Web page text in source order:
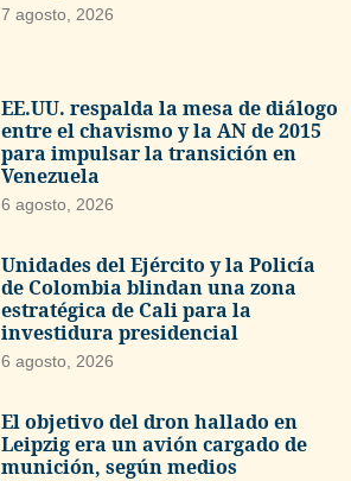
7 agosto, 2026
EE.UU. respalda la mesa de diálogo
entre el chavismo y la AN de 2015
para impulsar la transición en
Venezuela
6 agosto, 2026
Unidades del Ejército y la Policía
de Colombia blindan una zona
estratégica de Cali para la
investidura presidencial
6 agosto, 2026
El objetivo del dron hallado en
Leipzig era un avión cargado de
munición, según medios